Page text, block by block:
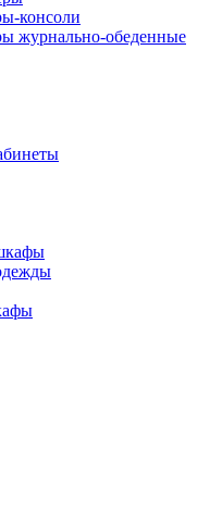
консоли
журнально-обеденные